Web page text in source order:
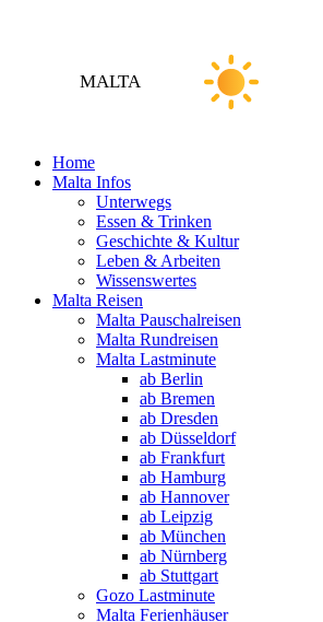
MALTA
Home
Malta Infos
Unterwegs
Essen & Trinken
Geschichte & Kultur
Leben & Arbeiten
Wissenswertes
Malta Reisen
Malta Pauschalreisen
Malta Rundreisen
Malta Lastminute
ab Berlin
ab Bremen
ab Dresden
ab Düsseldorf
ab Frankfurt
ab Hamburg
ab Hannover
ab Leipzig
ab München
ab Nürnberg
ab Stuttgart
Gozo Lastminute
Malta Ferienhäuser